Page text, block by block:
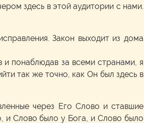
здесь в этой аудитории с нами.
Закон выходит из дома
понаблюдав за всеми странами, я
так же точно, как Он был здесь в
через Его Слово и ставшие
и Слово было у Бога, и Слово было